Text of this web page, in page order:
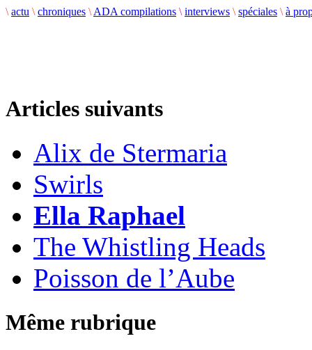
\ actu \ chroniques \ ADA compilations \ interviews \ spéciales \ à
Articles suivants
Alix de Stermaria
Swirls
Ella Raphael
The Whistling Heads
Poisson de l’Aube
Même rubrique